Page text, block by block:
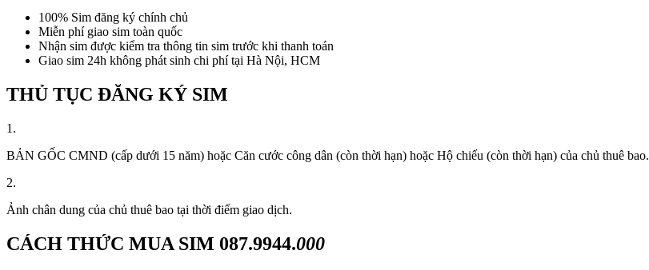
100% Sim đăng ký chính chủ
Miễn phí giao sim toàn quốc
Nhận sim được kiểm tra thông tin sim trước khi thanh toán
Giao sim 24h không phát sinh chi phí tại Hà Nội, HCM
THỦ TỤC ĐĂNG KÝ SIM
1.
BẢN GỐC CMND (cấp dưới 15 năm) hoặc Căn cước công dân (còn thời hạn) hoặc Hộ chiếu (còn thời hạn) của chủ thuê bao.
2.
Ảnh chân dung của chủ thuê bao tại thời điểm giao dịch.
CÁCH THỨC MUA SIM 087.9944.000